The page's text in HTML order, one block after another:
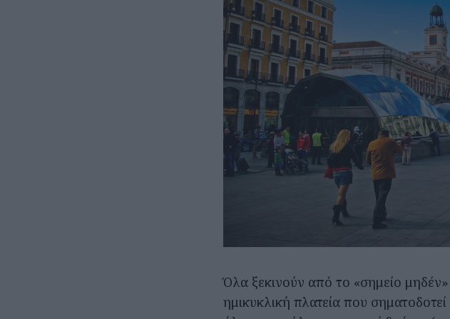
Όλα ξεκινούν από το «σημείο
ημικυκλική πλατεία που